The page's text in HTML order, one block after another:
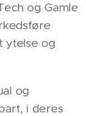
og Gamle
ytelse og
og
i deres